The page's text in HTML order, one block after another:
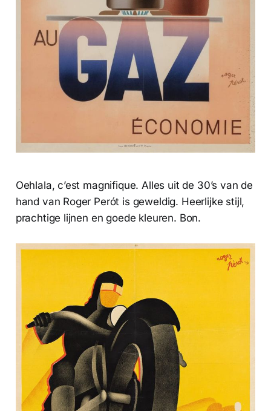
Oehlala, c’est magnifique. Alles uit de 30’s van de
hand van Roger Perót is geweldig. Heerlijke stijl,
prachtige lijnen en goede kleuren. Bon.